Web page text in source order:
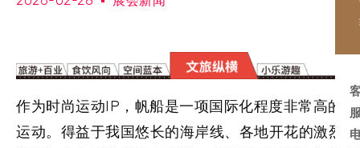
作为时尚运动IP，帆船是一项国际化程度非常高的
运动。得益于我国悠长的海岸线、各地开花的激烈